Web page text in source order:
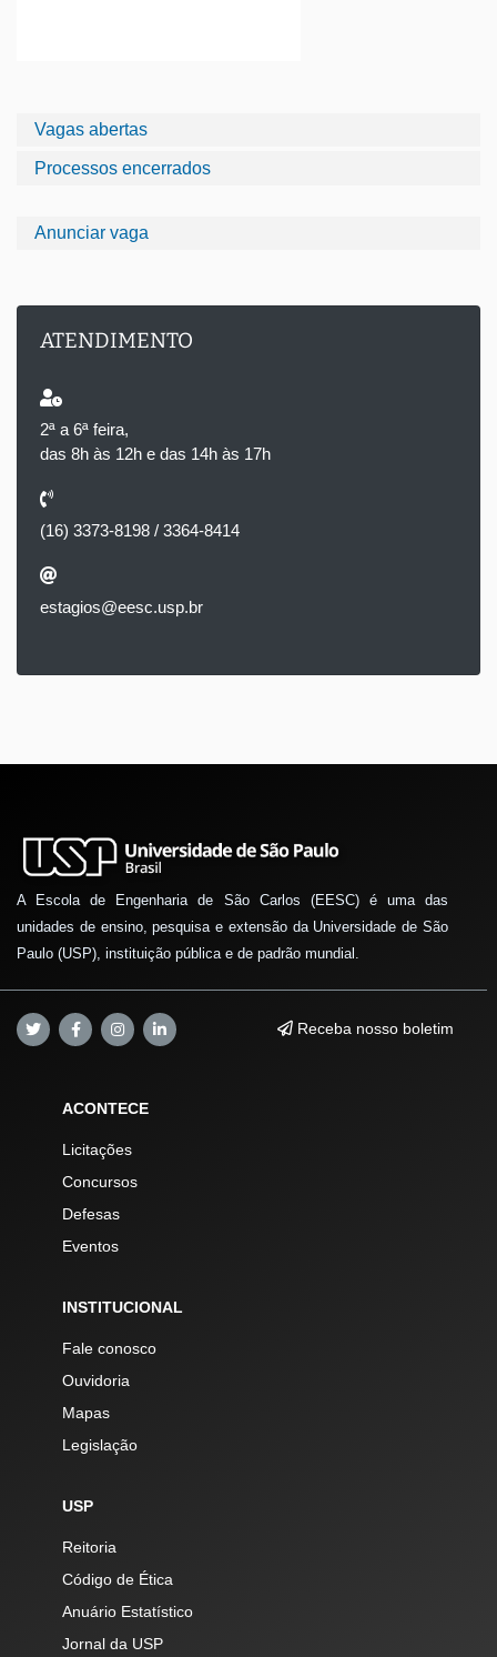
Vagas abertas
Processos encerrados
Anunciar vaga
ATENDIMENTO
2ª a 6ª feira,
das 8h às 12h e das 14h às 17h
(16) 3373-8198 / 3364-8414
estagios@eesc.usp.br
A Escola de Engenharia de São Carlos (EESC) é uma das
unidades de ensino, pesquisa e extensão da Universidade de São
Paulo (USP), instituição pública e de padrão mundial.
Receba nosso boletim
ACONTECE
Licitações
Concursos
Defesas
Eventos
INSTITUCIONAL
Fale conosco
Ouvidoria
Mapas
Legislação
USP
Reitoria
Código de Ética
Anuário Estatístico
Jornal da USP